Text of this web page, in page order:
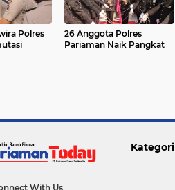
Polres
26 Anggota Polres
Pariaman Naik Pangkat
With Us
Kategori